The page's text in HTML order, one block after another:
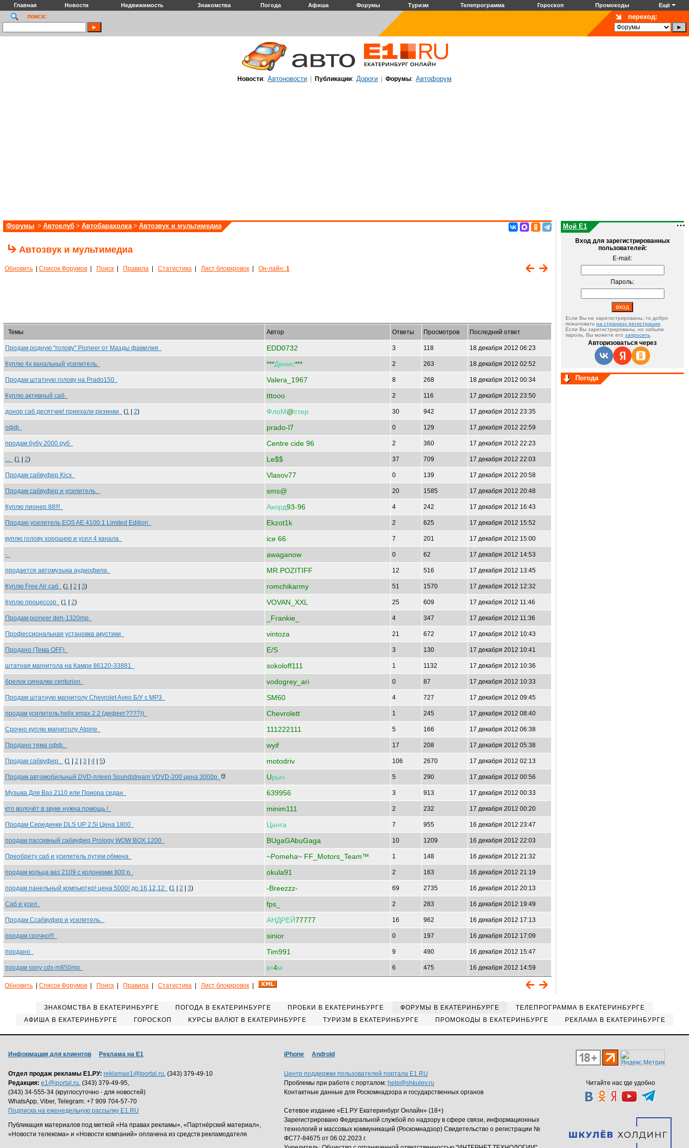
Главная Новости Недвижимость Знакомства Погода Афиша Форумы Туризм Телепрограмма Гороскоп Промокоды Ещё
поиск: переход:
Новости: Автоновости Публикации: Дороги Форумы: Автофорум
Форумы > Автоклуб > Автобарахолка > Автозвук и мультимедиа
Автозвук и мультимедиа
Обновить Список Форумов Поиск Правила Статистика Лист блокировок Он-лайн: 1
Темы Автор Ответы Просмотров Последний ответ
Продам родную "голову" Pioneer от Мазды фамилия EDD0732 3 118 18 декабря 2012 06:23
Куплю 4х канальный усилитель ***Денис*** 2 263 18 декабря 2012 02:52
Продам штатную голову на Prado150 Valera_1967 8 268 18 декабря 2012 00:34
Куплю активный саб tttooo 2 116 17 декабря 2012 23:50
донор саб десятчик! приехали резинки (1 2) ФлоМ@стер 30 942 17 декабря 2012 23:35
офф prado-l7 0 129 17 декабря 2012 22:59
продам бубу 2000 руб Centre cide 96 2 360 17 декабря 2012 22:23
... (1 2) Le$$ 37 709 17 декабря 2012 22:03
Продам сабвуфер Kicx Vlasov77 0 139 17 декабря 2012 20:58
Продам сабвуфер и усилитель. sms@ 20 1585 17 декабря 2012 20:48
Куплю пионер 88!!! Акорд93-96 4 242 17 декабря 2012 16:43
Продаю усилитель EOS AE 4100.1 Limited Edition Ekzot1k 2 625 17 декабря 2012 15:52
куплю голову хорошею и усел 4 канала ice 66 7 201 17 декабря 2012 15:00
- awaganow 0 62 17 декабря 2012 14:53
продается автомузыка аудиофила MR.POZITIFF 12 516 17 декабря 2012 13:45
Куплю Free Air саб (1 2 3) romchikarmy 51 1570 17 декабря 2012 12:32
Куплю процессор (1 2) VOVAN_XXL 25 609 17 декабря 2012 11:46
Продам pioneer deh-1320mp _Frankie_ 4 347 17 декабря 2012 11:36
Профессиональная установка акустики vintoza 21 672 17 декабря 2012 10:43
Продано (Тема OFF) E/S 3 130 17 декабря 2012 10:41
штатная магнитола на Камри 86120-33881 sokoloff111 1 1132 17 декабря 2012 10:36
брелок сигналки centurion vodogrey_ari 0 87 17 декабря 2012 10:33
Продам штатную магнитолу Chevrolet Aveo Б/У с MP3 SM60 4 727 17 декабря 2012 09:45
продам усилитель helix xmax 2.2 (дефект????)) Chevrolett 1 245 17 декабря 2012 08:40
Срочно куплю магнитолу Alpine 111222111 5 166 17 декабря 2012 06:38
Продано тема офф. wyif 17 208 17 декабря 2012 05:38
Продам сабвуфер. (1 2 3 4 5) motodriv 106 2670 17 декабря 2012 02:13
Продам автомобильный DVD-плеер Soundstream VDVD-200 цена 3000р Uрыч 5 290 17 декабря 2012 00:56
Музыка Для Ваз 2110 или Приора седан 639956 3 913 17 декабря 2012 00:33
кто волочёт в звуке нужна помощь ! minim111 2 232 17 декабря 2012 00:20
Продам Серединки DLS UP 2.5i Цена 1800 Цанга 7 955 16 декабря 2012 23:47
продам пассивный сабвуфер Prology WOW BOX 1200 BUgaGAbuGaga 10 1209 16 декабря 2012 22:03
Преобрету саб и усилитель путем обмена ~Pomeha~ FF_Motors_Team™ 1 148 16 декабря 2012 21:32
продам кольца ваз 2109 с колонками 800 р okula91 2 163 16 декабря 2012 21:19
продам панельный компьютер! цена 5000! до 16,12,12 (1 2 3) -Breezzz- 69 2735 16 декабря 2012 20:13
Саб и усел fps_ 2 283 16 декабря 2012 19:49
Продам Ссабвуфер и усилитель. АНДРЕЙ77777 16 962 16 декабря 2012 17:13
продам срочно!!! sinior 0 197 16 декабря 2012 17:09
продано Tim991 9 490 16 декабря 2012 15:47
продам sony cdx-m850mp вт4м 6 475 16 декабря 2012 14:59
Обновить Список Форумов Поиск Правила Статистика Лист блокировок
Мой E1
Вход для зарегистрированных
пользователей:
E-mail:
Пароль:
Если Вы не зарегистрированы, то добро
пожаловать на страницу регистрации
Если Вы зарегистрированы, но забыли
пароль, Вы можете его запросить
Авторизоваться через
Погода
ЗНАКОМСТВА В ЕКАТЕРИНБУРГЕ ПОГОДА В ЕКАТЕРИНБУРГЕ ПРОБКИ В ЕКАТЕРИНБУРГЕ ФОРУМЫ В ЕКАТЕРИНБУРГЕ
ТЕЛЕПРОГРАММА В ЕКАТЕРИНБУРГЕ
АФИША В ЕКАТЕРИНБУРГЕ
ГОРОСКОП КУРСЫ ВАЛЮТ В ЕКАТЕРИНБУРГЕ ТУРИЗМ В ЕКАТЕРИНБУРГЕ ПРОМОКОДЫ В ЕКАТЕРИНБУРГЕ РЕКЛАМА В ЕКАТЕРИНБУРГЕ
Читайте нас где удобно
Информация для клиентов Реклама на Е1
Отдел продаж рекламы Е1.РУ: reklamae1@iportal.ru, (343) 379-49-10
Редакция: e1@iportal.ru, (343) 379-49-95,
(343) 34-555-34 (круглосуточно - для новостей)
WhatsApp, Viber, Telegram: +7 909 704-57-70
Подписка на еженедельную рассылку E1.RU
Публикация материалов под меткой «На правах рекламы», «Партнёрский материал»,
«Новости телекома» и «Новости компаний» оплачена из средств рекламодателя
iPhone Android
Центр поддержки пользователей портала E1.RU
Проблемы при работе с порталом: help@shkulev.ru
Контактные данные для Роскомнадзора и государственных органов
Сетевое издание «Е1.РУ Екатеринбург Онлайн» (18+)
Зарегистрировано Федеральной службой по надзору в сфере связи, информационных
технологий и массовых коммуникаций (Роскомнадзор) Свидетельство о регистрации №
ФС77-84675 от 06.02.2023 г.